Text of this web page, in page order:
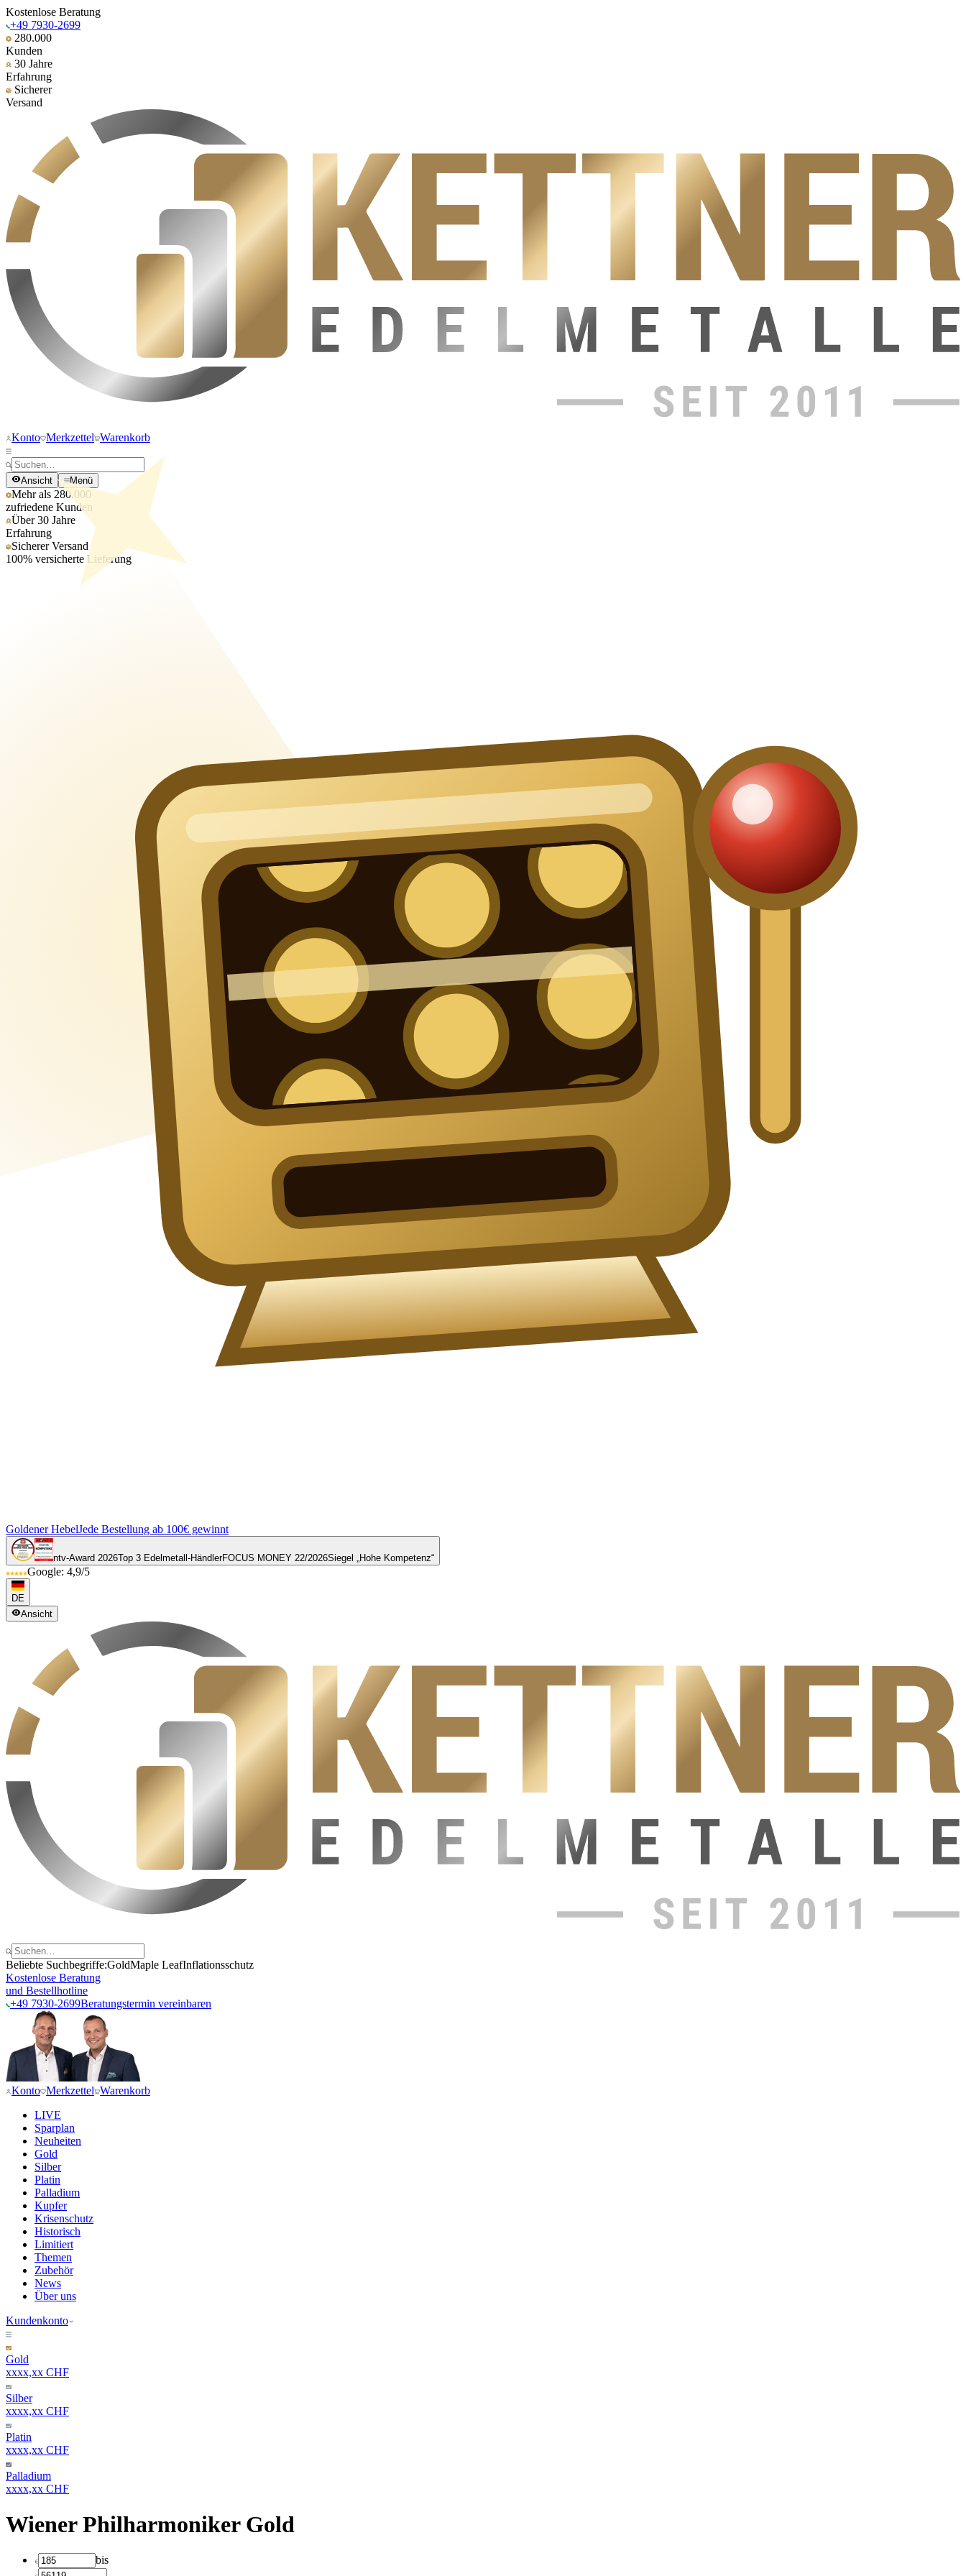
Kostenlose Beratung
+49 7930-2699
280.000
Kunden
30 Jahre
Erfahrung
Sicherer
Versand
Konto Merkzettel Warenkorb
Ansicht Menü
Mehr als 280.000
zufriedene Kunden
Über 30 Jahre
Erfahrung
Sicherer Versand
100% versicherte Lieferung
Goldener HebelJede Bestellung ab 100€ gewinnt
ntv-Award 2026Top 3 Edelmetall-HändlerFOCUS MONEY 22/2026Siegel „Hohe Kompetenz“
Google: 4,9/5
DE
Ansicht
Beliebte Suchbegriffe:GoldMaple LeafInflationsschutz
Kostenlose Beratung
und Bestellhotline
+49 7930-2699Beratungstermin vereinbaren
Konto Merkzettel Warenkorb
LIVE
Sparplan
Neuheiten
Gold
Silber
Platin
Palladium
Kupfer
Krisenschutz
Historisch
Limitiert
Themen
Zubehör
News
Über uns
Kundenkonto
Gold
xxxx,xx CHF
Silber
xxxx,xx CHF
Platin
xxxx,xx CHF
Palladium
xxxx,xx CHF
Wiener Philharmoniker Gold
bis